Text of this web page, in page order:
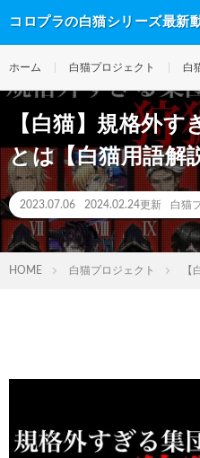
コロプラの白猫シリーズ最新
ホーム 白猫プロジェクト 白
【白猫】規格外す
とは【白猫用語解
2023.07.06 2024.02.24更新 白猫
HOME 白猫プロジェクト 【